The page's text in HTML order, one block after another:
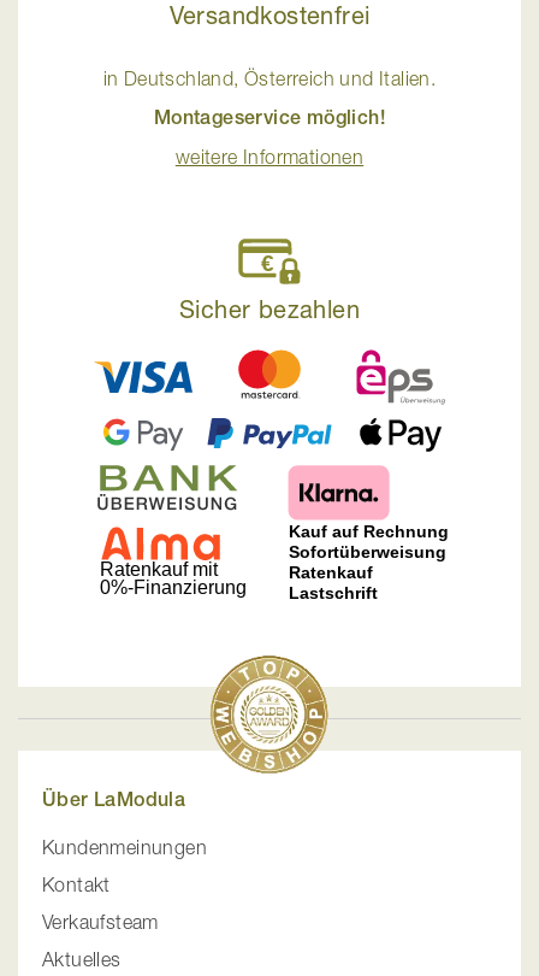
Versandkostenfrei
in Deutschland, Österreich und Italien.
Montageservice möglich!
weitere Informationen
Sicher bezahlen
Über LaModula
Kundenmeinungen
Kontakt
Verkaufsteam
Aktuelles